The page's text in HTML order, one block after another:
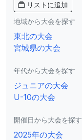
リストに追加
地域から大会を探す
東北の大会
宮城県の大会
年代から大会を探す
ジュニアの大会
U-10の大会
開催日から大会を探す
2025年の大会